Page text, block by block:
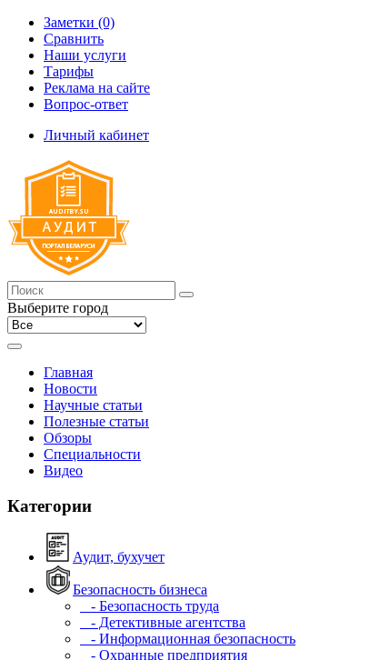
Заметки (0)
Сравнить
Наши услуги
Тарифы
Реклама на сайте
Вопрос-ответ
Личный кабинет
Выберите город
Главная
Новости
Научные статьи
Полезные статьи
Обзоры
Специальности
Видео
Категории
Аудит, бухучет
Безопасность бизнеса
- Безопасность труда
- Детективные агентства
- Информационная безопасность
- Охранные предприятия